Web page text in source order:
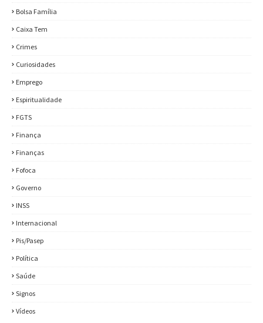
Bolsa Família
Caixa Tem
Crimes
Curiosidades
Emprego
Espiritualidade
FGTS
Finança
Finanças
Fofoca
Governo
INSS
Internacional
Pis/Pasep
Política
Saúde
Signos
Vídeos